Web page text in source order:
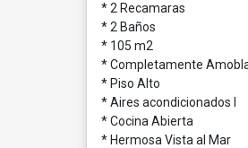
* 2 Recamaras
* 2 Baños
* 105 m2
* Completamente
* Piso Alto
* Aires acondicionados I
* Cocina Abierta
* Hermosa Vista al Mar